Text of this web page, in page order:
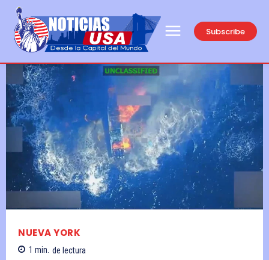
Subscribe
NUEVA YORK
1 min. de lectura